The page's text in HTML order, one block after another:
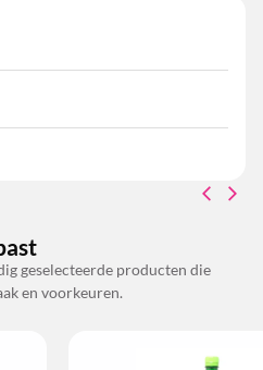
geselecteerde producten die
en voorkeuren.